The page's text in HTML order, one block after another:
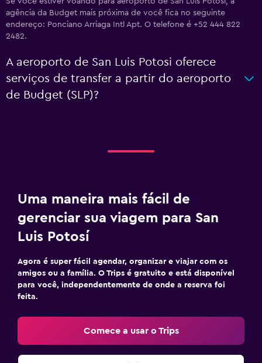
agência da Budget mais próxima de você fica no seguinte
endereço: Ponciano Arriaga Intl Apt. O telefone é +52 444 822
2482.
A aeroporto de San Luis Potosi oferece
serviços de transfer a partir do aeroporto
de Budget (SLP)?
Uma maneira mais fácil de
gerenciar sua viagem para San
Luis Potosí
Agora é super fácil agendar, organizar e viajar com os
amigos ou a família. O Trips é gratuito e está disponível
para você, independentemente de onde a reserva foi
feita.
Comece a usar o Trips